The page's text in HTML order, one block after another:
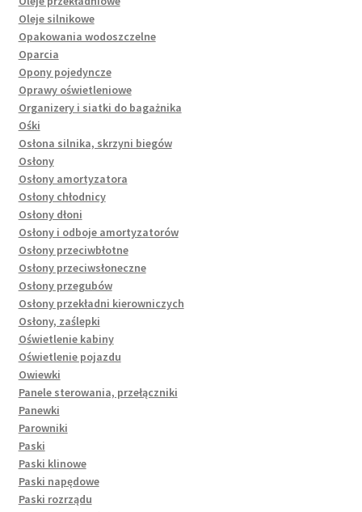
Oleje silnikowe
Opakowania wodoszczelne
Oparcia
Opony pojedyncze
Oprawy oświetleniowe
Organizery i siatki do bagażnika
Ośki
Osłona silnika, skrzyni biegów
Osłony
Osłony amortyzatora
Osłony chłodnicy
Osłony dłoni
Osłony i odboje amortyzatorów
Osłony przeciwbłotne
Osłony przeciwsłoneczne
Osłony przegubów
Osłony przekładni kierowniczych
Osłony, zaślepki
Oświetlenie kabiny
Oświetlenie pojazdu
Owiewki
Panele sterowania, przełączniki
Panewki
Parowniki
Paski
Paski klinowe
Paski napędowe
Paski rozrządu